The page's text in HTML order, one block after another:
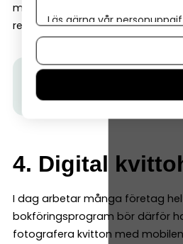
momsdeklarationen. Det minskar
redovisningen.
Tips från Spiris:
Sköt det
bokföring automatiskt.
4. Digital
I dag arbetar många företag
bokföringsprogram bör därför
fotografera kvitton med
Läs gärna vår
Om du vill ändra ditt val i